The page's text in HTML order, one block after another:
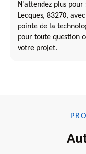
N'attendez plus pour
Lecques, 83270,
pointe de la
pour toute question
votre projet.